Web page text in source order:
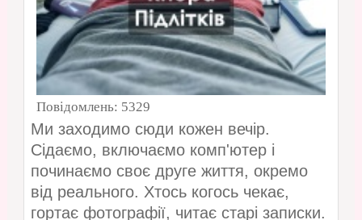
Повідомлень: 5329
Ми заходимо сюди кожен вечір.
Сідаємо, включаємо комп'ютер і
починаємо своє друге життя, окремо
від реального. Хтось когось чекає,
гортає фотографії, читає старі записки.